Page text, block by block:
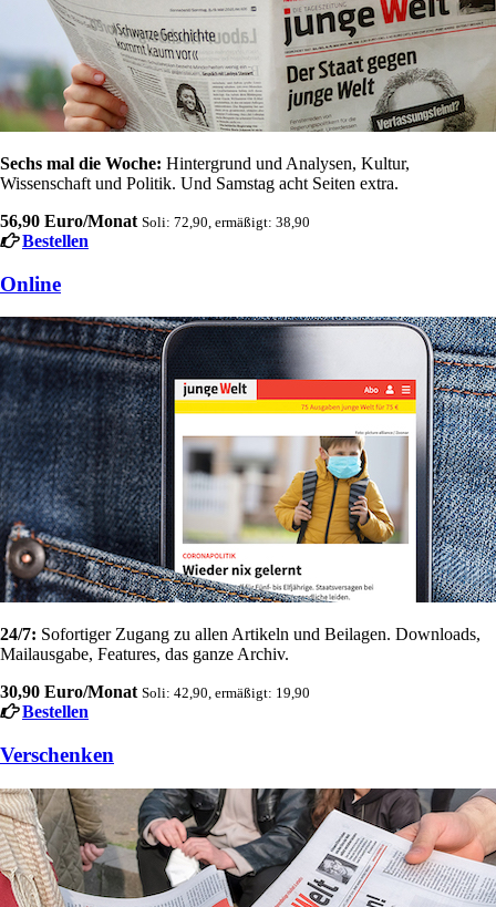
Sechs mal die Woche: Hintergrund und Analysen, Kultur,
Wissenschaft und Politik. Und Samstag acht Seiten extra.
56,90 Euro/Monat Soli: 72,90, ermäßigt: 38,90
Bestellen
Online
24/7: Sofortiger Zugang zu allen Artikeln und Beilagen. Downloads,
Mailausgabe, Features, das ganze Archiv.
30,90 Euro/Monat Soli: 42,90, ermäßigt: 19,90
Bestellen
Verschenken